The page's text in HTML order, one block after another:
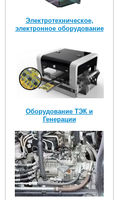
Электротехническое,
электронное оборудование
Оборудование ТЭК и
Генерации